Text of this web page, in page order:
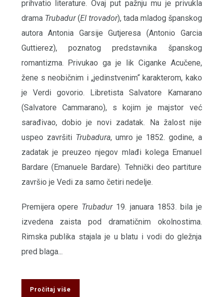
prihvatio literature. Ovaj put pažnju mu je privukla
drama Trubadur(El trovador), tada mladog španskog
autora Antonia Garsije Gutjeresa (Antonio Garcia
Guttierez), poznatog predstavnika španskog
romantizma. Privukao ga je lik Ciganke Acučene,
žene s neobičnim i „jedinstvenim“ karakterom, kako
je Verdi govorio. Libretista Salvatore Kamarano
(Salvatore Cammarano), s kojim je majstor već
sarađivao, dobio je novi zadatak. Na žalost nije
uspeo završiti Trubadura, umro je 1852. godine, a
zadatak je preuzeo njegov mlađi kolega Emanuel
Bardare (Emanuele Bardare). Tehnički deo partiture
završio je Vedi za samo četiri nedelje.
Premijera opere Trubadur 19. januara 1853. bila je
izvedena zaista pod dramatičnim okolnostima.
Rimska publika stajala je u blatu i vodi do gležnja
pred blaga...
Pročitaj više